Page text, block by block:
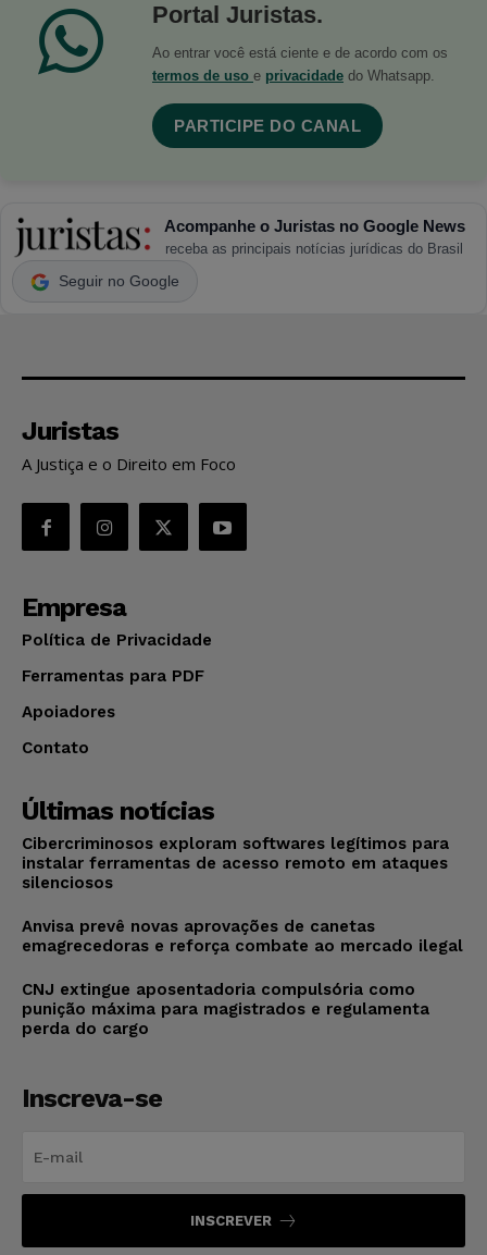
Portal Juristas.
Ao entrar você está ciente e de acordo com os
termos de uso e privacidade do Whatsapp.
PARTICIPE DO CANAL
Acompanhe o Juristas no Google News
receba as principais notícias jurídicas do Brasil
Seguir no Google
Juristas
A Justiça e o Direito em Foco
Empresa
Política de Privacidade
Ferramentas para PDF
Apoiadores
Contato
Últimas notícias
Cibercriminosos exploram softwares legítimos para
instalar ferramentas de acesso remoto em ataques
silenciosos
Anvisa prevê novas aprovações de canetas
emagrecedoras e reforça combate ao mercado ilegal
CNJ extingue aposentadoria compulsória como
punição máxima para magistrados e regulamenta
perda do cargo
Inscreva-se
INSCREVER